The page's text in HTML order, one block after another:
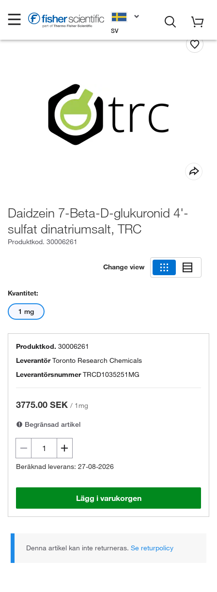
SV
Daidzein 7-Beta-D-glukuronid 4'-
sulfat dinatriumsalt, TRC
Produktkod. 30006261
Change view
Kvantitet:
1 mg
Produktkod. 30006261
LeverantörToronto Research Chemicals
Leverantörsnummer TRCD1035251MG
3775.00 SEK / 1mg
Begränsad artikel
Beräknad leverans: 27-08-2026
Lägg i varukorgen
Denna artikel kan inte returneras.Se returpolicy